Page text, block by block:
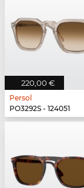
220,00 €
Persol
PO3292S - 124051